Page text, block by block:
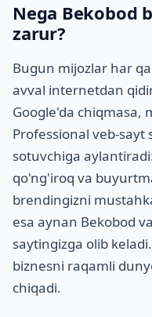
Nega Bekobod
zarur?
Bugun mijozlar har
avval internetdan
Google'da chiqmasa,
Professional veb-sayt
sotuvchiga
qo'ng'iroq va
brendingizni
esa aynan Bekobod
saytingizga olib
biznesni raqamli
chiqadi.